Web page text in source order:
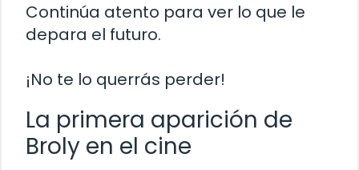
Continúa atento para ver lo que le
depara el futuro.
¡No te lo querrás perder!
La primera aparición de
Broly en el cine